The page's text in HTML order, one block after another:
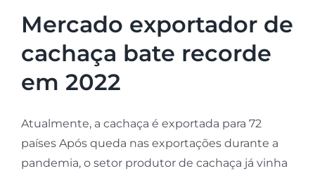
Mercado exportador de
cachaça bate recorde
em 2022
Atualmente, a cachaça é exportada para 72
países Após queda nas exportações durante a
pandemia, o setor produtor de cachaça já vinha